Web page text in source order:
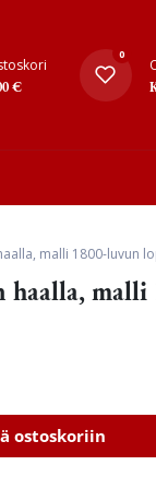
€
0
malli 1800-luvun
ostoskoriin